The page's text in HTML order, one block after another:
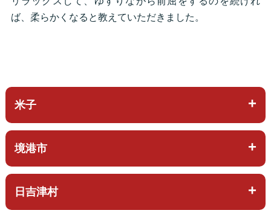
ば、柔らかくなると教えていただきました。
米子
境港市
日吉津村